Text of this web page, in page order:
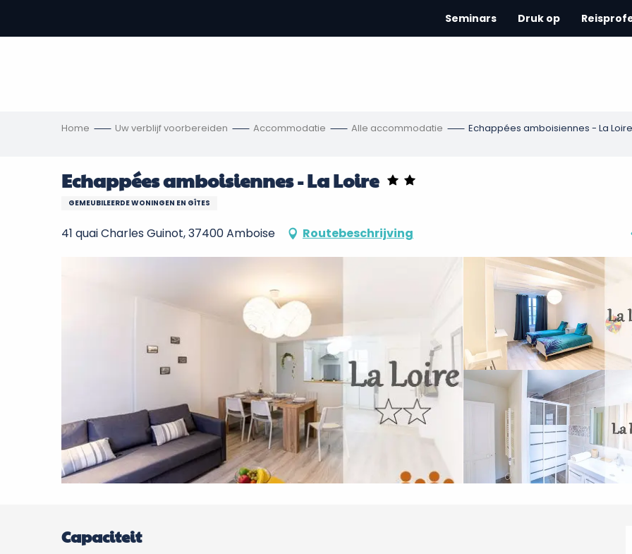
contenu
Seminars Druk op
Home Uw verblijf voorbereiden Accommodatie Alle accommodatie Echappées amboisiennes - La Loire
Echappées amboisiennes - La Loire
GEMEUBILEERDE WONINGEN EN GÎTES
41 quai Charles Guinot, 37400 Amboise Routebeschrijving
Capaciteit